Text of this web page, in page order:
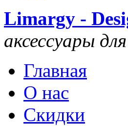
Limargy -
аксессуары
Главная
О нас
Скидки